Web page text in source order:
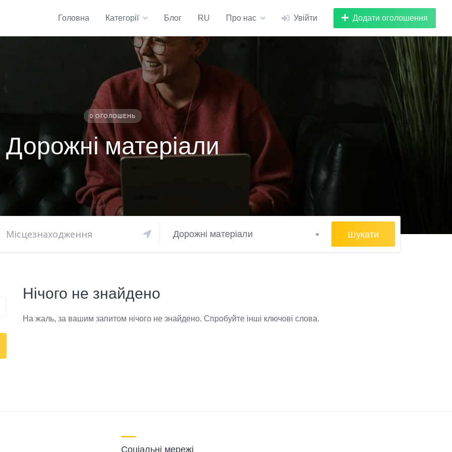
Головна Категорії Блог RU Про нас Увійти Додати оголошення
0 ОГОЛОШЕНЬ
Дорожні матеріали
Дорожні матеріали Шукати
Нічого не знайдено
На жаль, за вашим запитом нічого не знайдено. Спробуйте інші ключові слова.
Соціальні мережі